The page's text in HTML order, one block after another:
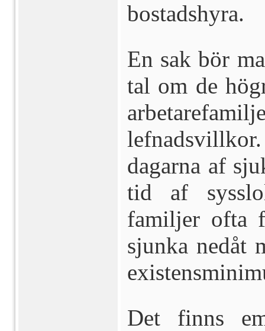
bostadshyra.
En sak bör
tal om de
dagarna af
tid af
familjer ofta
sjunka nedåt
Det finns